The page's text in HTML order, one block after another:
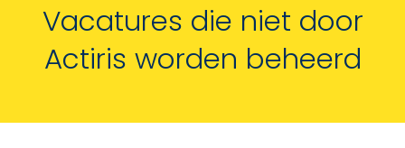
Vacatures die niet door
Actiris worden beheerd